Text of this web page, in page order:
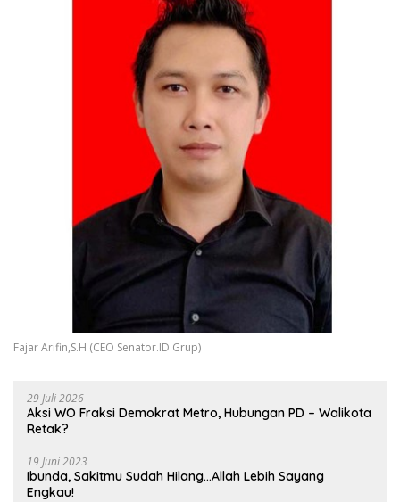
Fajar Arifin,S.H (CEO Senator.ID Grup)
29 Juli 2026
Aksi WO Fraksi Demokrat Metro, Hubungan PD – Walikota
Retak?
19 Juni 2023
Ibunda, Sakitmu Sudah Hilang…Allah Lebih Sayang
Engkau!